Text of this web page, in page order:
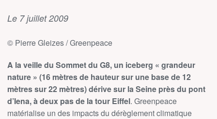
Le 7 juillet 2009
© Pierre Gleizes / Greenpeace
A la veille du Sommet du G8, un iceberg « grandeur
nature » (16 mètres de hauteur sur une base de 12
mètres sur 22 mètres) dérive sur la Seine près du pont
d’Iena, à deux pas de la tour Eiffel. Greenpeace
matérialise un des impacts du dérèglement climatique